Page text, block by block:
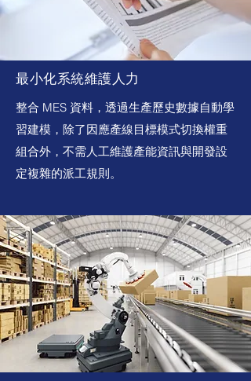
最小化系統維護人力
整合 MES 資料，透過生產歷史數據自動學
習建模，除了因應產線目標模式切換權重
組合外，不需人工維護產能資訊與開發設
定複雜的派工規則。